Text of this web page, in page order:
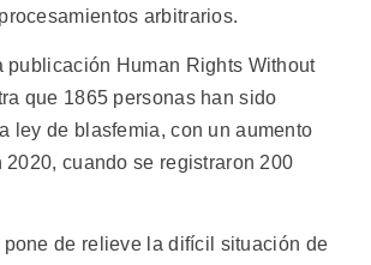
arbitrarios.
publicación Human Rights Without
que 1865 personas han sido
ley de blasfemia, con un aumento
cuando se registraron 200
de relieve la difícil situación de